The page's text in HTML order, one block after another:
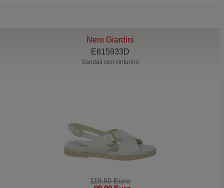
Nero Giardini
E615933D
Sandali con cinturino
119,50 Euro